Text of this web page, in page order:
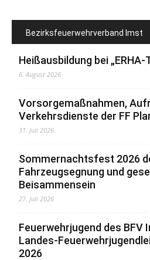
Bezirksfeuerwehrverband Imst
Heißausbildung bei
6. August 2026
Vorsorgemaßnahmen,
Verkehrsdienste der FF
31. Juli 2026
Sommernachtsfest 2026
Fahrzeugsegnung und
Beisammensein
27. Juli 2026
Feuerwehrjugend des BFV
Landes-
2026